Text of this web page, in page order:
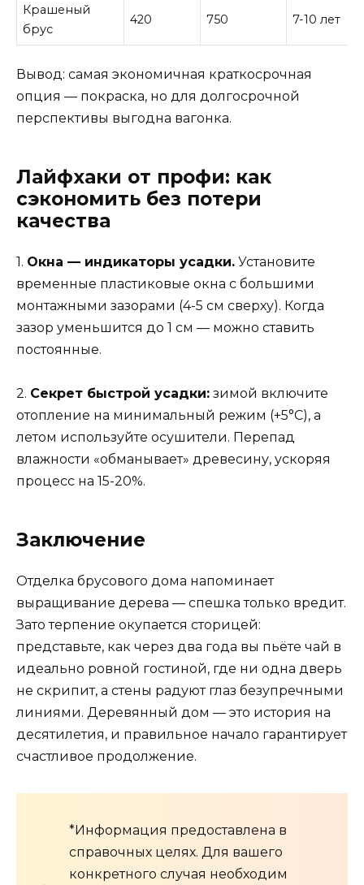
Крашеный
брус
420 750 7-10 лет
Вывод: самая экономичная краткосрочная
опция — покраска, но для долгосрочной
перспективы выгодна вагонка.
Лайфхаки от профи: как
сэкономить без потери
качества
1. Окна — индикаторы усадки. Установите
временные пластиковые окна с большими
монтажными зазорами (4-5 см сверху). Когда
зазор уменьшится до 1 см — можно ставить
постоянные.
2. Секрет быстрой усадки: зимой включите
отопление на минимальный режим (+5°C), а
летом используйте осушители. Перепад
влажности «обманывает» древесину, ускоряя
процесс на 15-20%.
Заключение
Отделка брусового дома напоминает
выращивание дерева — спешка только вредит.
Зато терпение окупается сторицей:
представьте, как через два года вы пьёте чай в
идеально ровной гостиной, где ни одна дверь
не скрипит, а стены радуют глаз безупречными
линиями. Деревянный дом — это история на
десятилетия, и правильное начало гарантирует
счастливое продолжение.
*Информация предоставлена в
справочных целях. Для вашего
конкретного случая необходим